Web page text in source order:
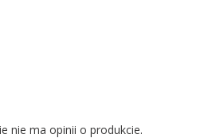
nie ma opinii o produkcie.